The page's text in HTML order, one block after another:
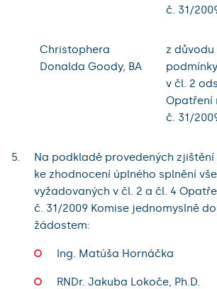
č. 31/
Christophera
Donalda Goody, BA
z
v čl. 2
Opatření
č. 31/
Na podkladě provedených
ke zhodnocení úplného splnění
vyžadovaných v čl. 2 a čl. 4
č. 31/2009 Komise jednomyslně
žádostem:
Ing. Matúša Hornáčka
RNDr. Jakuba Lokoče, Ph.D.